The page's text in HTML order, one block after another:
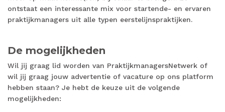
ontstaat een interessante mix voor startende- en ervaren
praktijkmanagers uit alle typen eerstelijnspraktijken.
De mogelijkheden
Wil jij graag lid worden van PraktijkmanagersNetwerk of
wil jij graag jouw advertentie of vacature op ons platform
hebben staan? Je hebt de keuze uit de volgende
mogelijkheden: